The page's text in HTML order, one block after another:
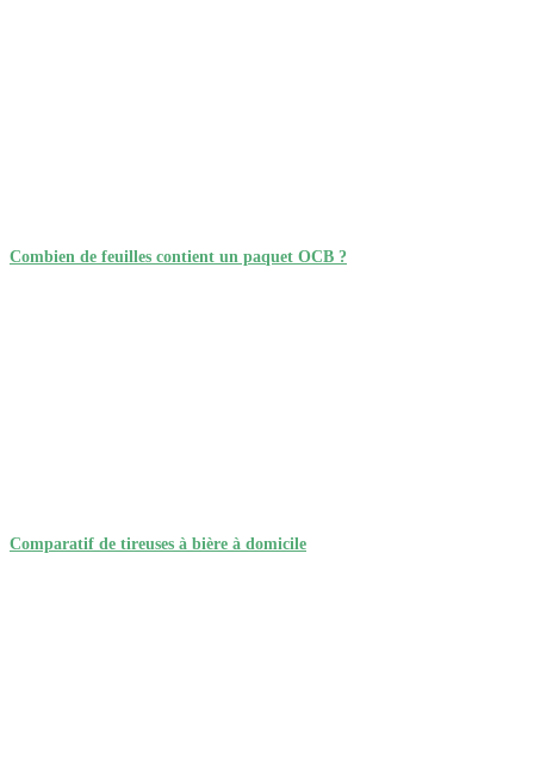
Combien de feuilles contient un paquet OCB ?
Comparatif de tireuses à bière à domicile